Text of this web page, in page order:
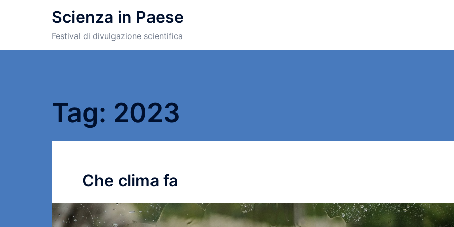
Scienza in Paese
Festival di divulgazione scientifica
Tag: 2023
Che clima fa